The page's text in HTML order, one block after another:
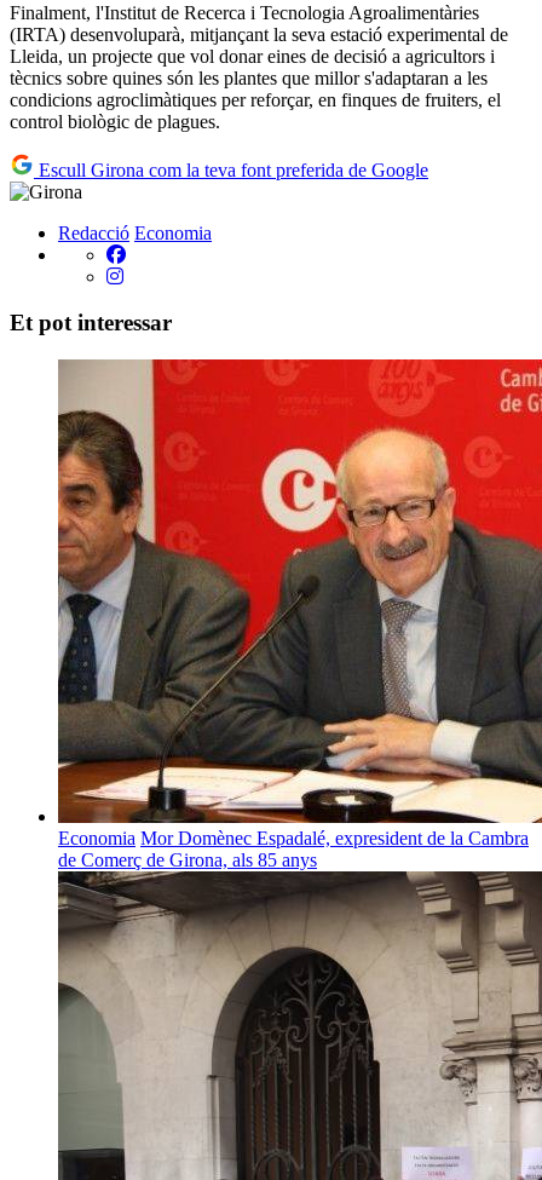
Finalment, l'Institut de Recerca i Tecnologia Agroalimentàries
(IRTA) desenvoluparà, mitjançant la seva estació experimental de
Lleida, un projecte que vol donar eines de decisió a agricultors i
tècnics sobre quines són les plantes que millor s'adaptaran a les
condicions agroclimàtiques per reforçar, en finques de fruiters, el
control biològic de plagues.
Escull Girona com la teva font preferida de Google
Redacció Economia
Et pot interessar
Economia Mor Domènec Espadalé, expresident de la Cambra
de Comerç de Girona, als 85 anys